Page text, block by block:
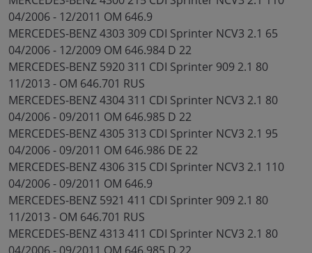
04/2006 - 12/2011 OM 646.9
MERCEDES-BENZ 4303 309 CDI Sprinter NCV3 2.1 65
04/2006 - 12/2009 OM 646.984 D 22
MERCEDES-BENZ 5920 311 CDI Sprinter 909 2.1 80
11/2013 - OM 646.701 RUS
MERCEDES-BENZ 4304 311 CDI Sprinter NCV3 2.1 80
04/2006 - 09/2011 OM 646.985 D 22
MERCEDES-BENZ 4305 313 CDI Sprinter NCV3 2.1 95
04/2006 - 09/2011 OM 646.986 DE 22
MERCEDES-BENZ 4306 315 CDI Sprinter NCV3 2.1 110
04/2006 - 09/2011 OM 646.9
MERCEDES-BENZ 5921 411 CDI Sprinter 909 2.1 80
11/2013 - OM 646.701 RUS
MERCEDES-BENZ 4313 411 CDI Sprinter NCV3 2.1 80